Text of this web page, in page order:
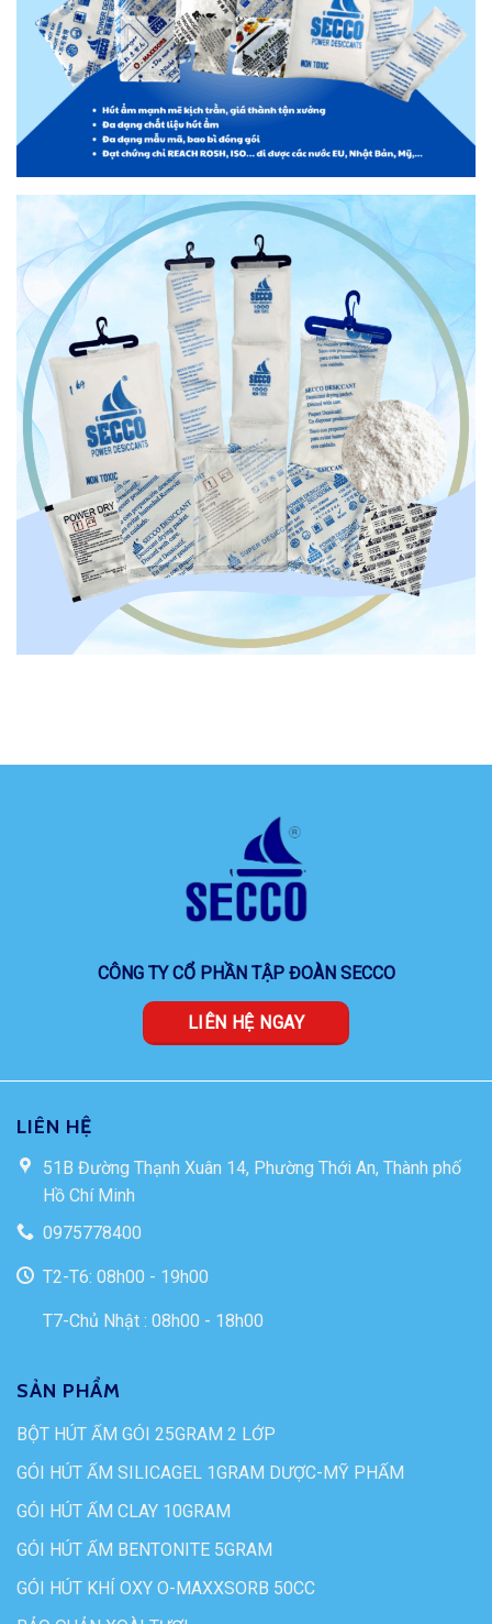
CÔNG TY CỔ PHẦN TẬP ĐOÀN SECCO
LIÊN HỆ NGAY
LIÊN HỆ
51B Đường Thạnh Xuân 14, Phường Thới An, Thành phố
Hồ Chí Minh
0975778400
T2-T6: 08h00 - 19h00
T7-Chủ Nhật : 08h00 - 18h00
SẢN PHẨM
BỘT HÚT ẨM GÓI 25GRAM 2 LỚP
GÓI HÚT ẨM SILICAGEL 1GRAM DƯỢC-MỸ PHẨM
GÓI HÚT ẨM CLAY 10GRAM
GÓI HÚT ẨM BENTONITE 5GRAM
GÓI HÚT KHÍ OXY O-MAXXSORB 50CC